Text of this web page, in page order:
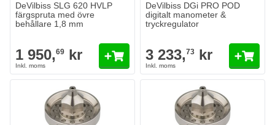
DeVilbiss SLG 620 HVLP
färgspruta med övre
behållare 1,8 mm
1 950,69 kr
DeVilbiss DGi PRO POD
digitalt manometer &
tryckregulator
3 233,73 kr
DeVilbiss-munstycke för DEVILBISS GTi PRO-spruta med övre
I lager
2 104,71kr
DeVilbiss FLG-munstycke för
I lagerkr